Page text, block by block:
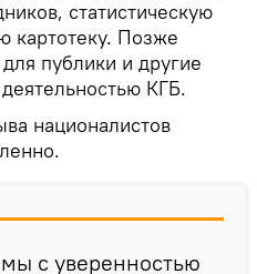
статистическую
картотеку. Позже
публики и другие
КГБ.
националистов
с уверенностью